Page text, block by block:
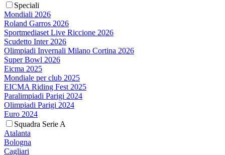
Speciali
Mondiali 2026
Roland Garros 2026
Sportmediaset Live Riccione 2026
Scudetto Inter 2026
Olimpiadi Invernali Milano Cortina 2026
Super Bowl 2026
Eicma 2025
Mondiale per club 2025
EICMA Riding Fest 2025
Paralimpiadi Parigi 2024
Olimpiadi Parigi 2024
Euro 2024
Squadra Serie A
Atalanta
Bologna
Cagliari